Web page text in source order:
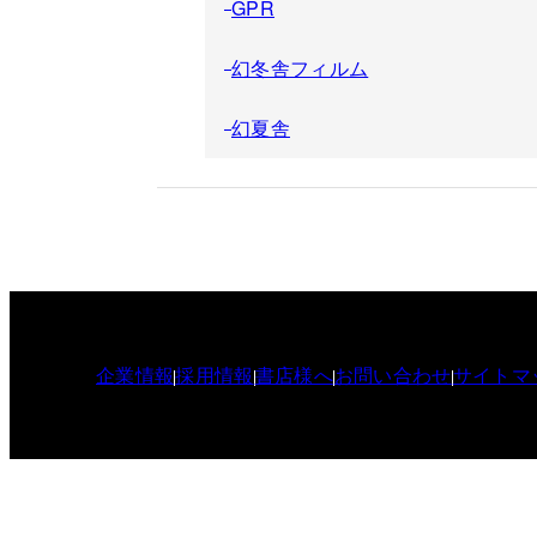
GPR
幻冬舎フィルム
幻夏舎
企業情報採用情報書店様へお問い合わせサイトマ